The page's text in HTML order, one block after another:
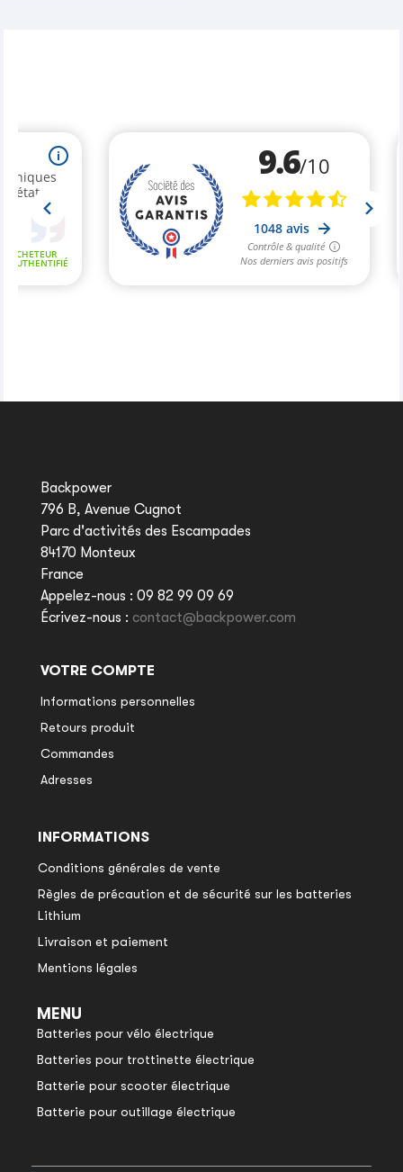
Backpower
796 B, Avenue Cugnot
Parc d'activités des Escampades
84170 Monteux
France
Appelez-nous : 09 82 99 09 69
Écrivez-nous : contact@backpower.com
VOTRE COMPTE
Informations personnelles
Retours produit
Commandes
Adresses
INFORMATIONS
Conditions générales de vente
Règles de précaution et de sécurité sur les batteries
Lithium
Livraison et paiement
Mentions légales
MENU
Batteries pour vélo électrique
Batteries pour trottinette électrique
Batterie pour scooter électrique
Batterie pour outillage électrique